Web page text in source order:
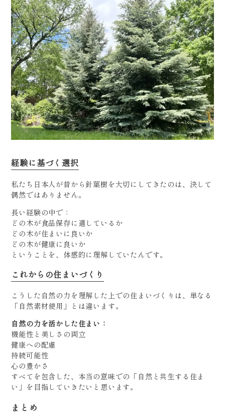
経験に基づく選択
私たち日本人が昔から針葉樹を大切にしてきたのは、決して
偶然ではありません。
長い経験の中で：
どの木が食品保存に適しているか
どの木が住まいに良いか
どの木が健康に良いか
ということを、体感的に理解していたんです。
これからの住まいづくり
こうした自然の力を理解した上での住まいづくりは、単なる
「自然素材使用」とは違います。
自然の力を活かした住まい：
機能性と美しさの両立
健康への配慮
持続可能性
心の豊かさ
すべてを包含した、本当の意味での「自然と共生する住ま
い」を目指していきたいと思います。
まとめ